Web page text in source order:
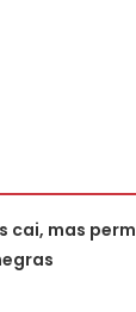
cai, mas